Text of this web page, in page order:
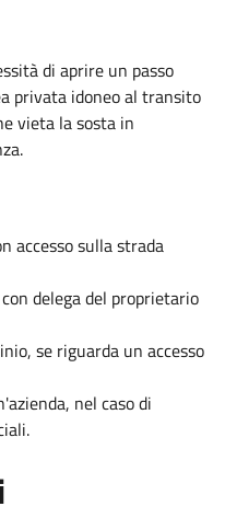
di aprire un passo
privata idoneo al transito
vieta la sosta in
accesso sulla strada
delega del proprietario
se riguarda un accesso
nel caso di